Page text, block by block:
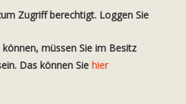
Zugriff berechtigt. Loggen Sie
müssen Sie im Besitz
Das können Sie hier